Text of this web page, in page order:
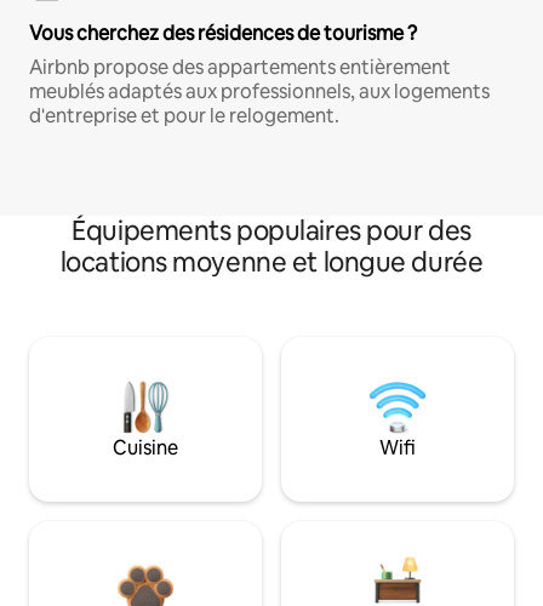
Vous cherchez des résidences de tourisme ?
Airbnb propose des appartements entièrement
meublés adaptés aux professionnels, aux logements
d'entreprise et pour le relogement.
Équipements populaires pour des
locations moyenne et longue durée
Cuisine Wifi